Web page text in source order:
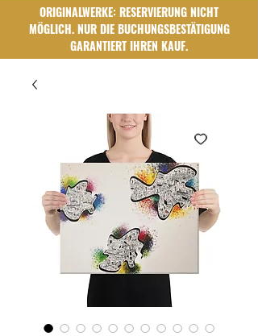
ORIGINALWERKE: RESERVIERUNG NICHT
MÖGLICH. NUR DIE BUCHUNGSBESTÄTIGUNG
GARANTIERT IHREN KAUF.